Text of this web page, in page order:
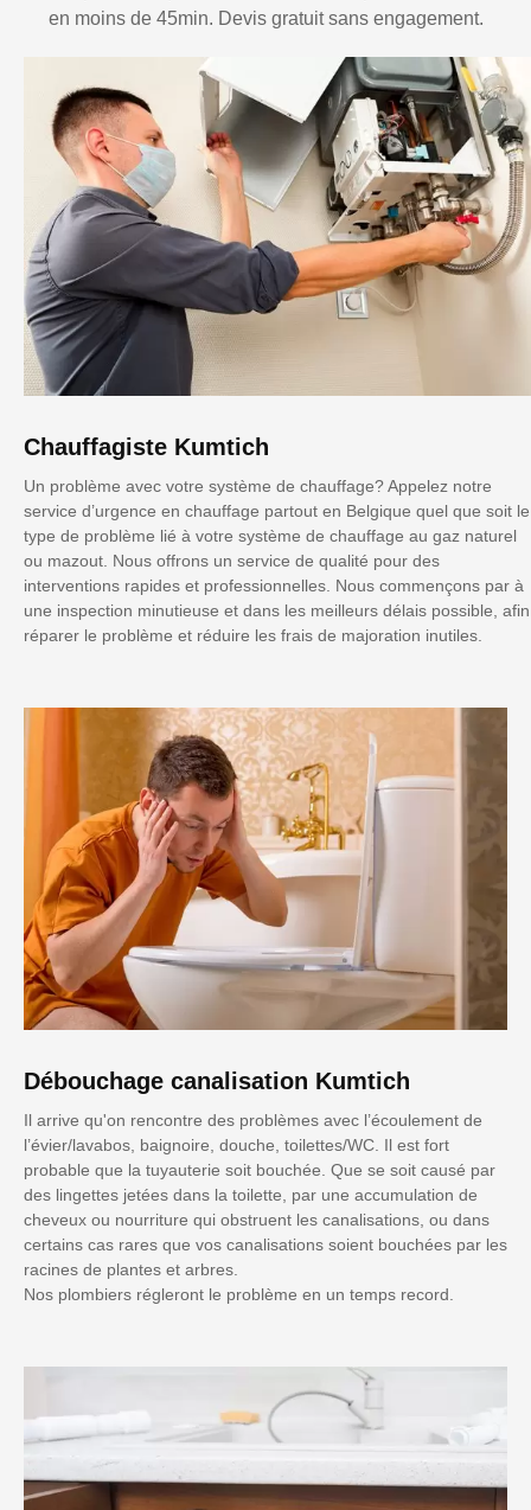
en moins de 45min. Devis gratuit sans engagement.
Chauffagiste Kumtich
Un problème avec votre système de chauffage? Appelez notre
service d’urgence en chauffage partout en Belgique quel que soit le
type de problème lié à votre système de chauffage au gaz naturel
ou mazout. Nous offrons un service de qualité pour des
interventions rapides et professionnelles. Nous commençons par à
une inspection minutieuse et dans les meilleurs délais possible, afin
réparer le problème et réduire les frais de majoration inutiles.
Débouchage canalisation Kumtich
Il arrive qu'on rencontre des problèmes avec l’écoulement de
l’évier/lavabos, baignoire, douche, toilettes/WC. Il est fort
probable que la tuyauterie soit bouchée. Que se soit causé par
des lingettes jetées dans la toilette, par une accumulation de
cheveux ou nourriture qui obstruent les canalisations, ou dans
certains cas rares que vos canalisations soient bouchées par les
racines de plantes et arbres.
Nos plombiers régleront le problème en un temps record.